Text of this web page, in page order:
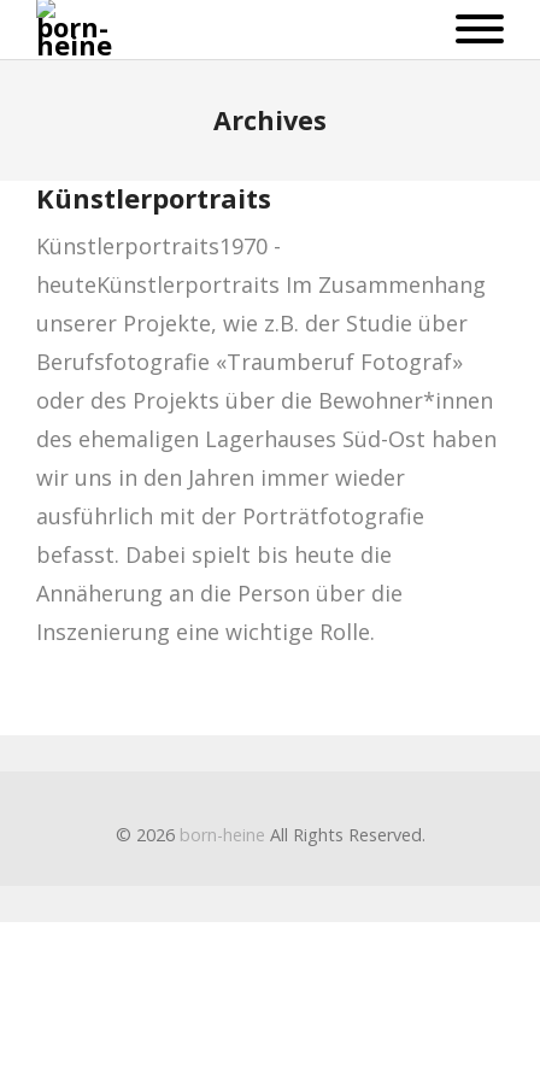
Archives
Künstlerportraits
Künstlerportraits1970 -
heuteKünstlerportraits Im Zusammenhang
unserer Projekte, wie z.B. der Studie über
Berufsfotografie «Traumberuf Fotograf»
oder des Projekts über die Bewohner*innen
des ehemaligen Lagerhauses Süd-Ost haben
wir uns in den Jahren immer wieder
ausführlich mit der Porträtfotografie
befasst. Dabei spielt bis heute die
Annäherung an die Person über die
Inszenierung eine wichtige Rolle.
© 2026 born-heine All Rights Reserved.